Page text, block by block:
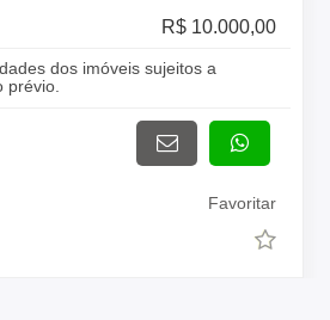
R$ 10.000,00
dos imóveis sujeitos a
prévio.
Favoritar